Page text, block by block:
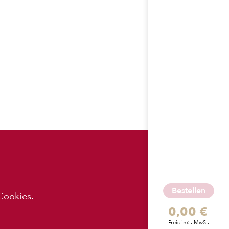
Bestellen
0,00 €
Preis inkl. MwSt.